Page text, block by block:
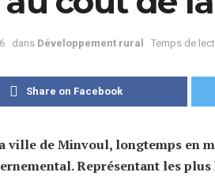
dans Développement rural Temps de
Share on Facebook
ville de Minvoul, longtemps en
Représentant les